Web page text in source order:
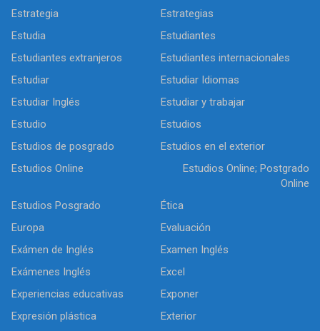
Estrategia
Estrategias
Estudia
Estudiantes
Estudiantes extranjeros
Estudiantes internacionales
Estudiar
Estudiar Idiomas
Estudiar Inglés
Estudiar y trabajar
Estudio
Estudios
Estudios de posgrado
Estudios en el exterior
Estudios Online
Estudios Online; Postgrado
Online
Estudios Posgrado
Ética
Europa
Evaluación
Exámen de Inglés
Examen Inglés
Exámenes Inglés
Excel
Experiencias educativas
Exponer
Expresión plástica
Exterior